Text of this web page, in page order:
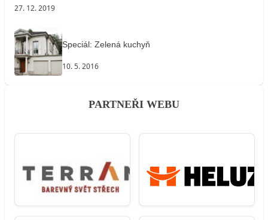
27. 12. 2019
Speciál: Zelená kuchyň
10. 5. 2016
PARTNEŘI WEBU